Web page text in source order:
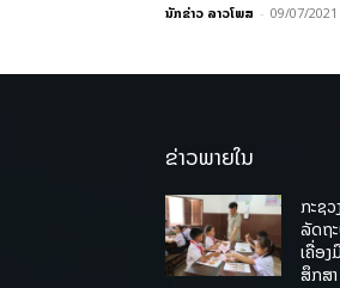
ນັກຂ່າວ ລາວໂພສ - 09/07/2021
ຂ່າວພາຍໃນ
ກະຊ
ລັດຖ
ເຄື່ອ
ສຶກສ